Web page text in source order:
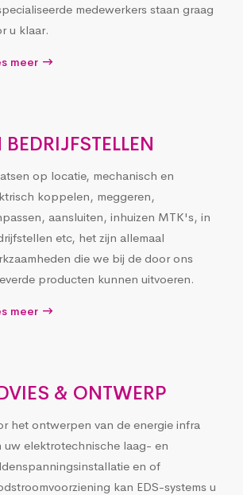
medewerkers staan graag
u klaar.
meer
BEDRIJFSTELLEN
op locatie, mechanisch en
koppelen, meggeren,
aansluiten, inhuizen MTK's, in
etc, het zijn allemaal
die we bij de door ons
producten kunnen uitvoeren.
meer
& ONTWERP
het ontwerpen van de energie infra
uw elektrotechnische laag- en
en of
kan EDS-systems u